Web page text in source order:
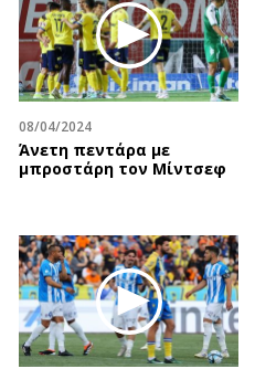
08/04/2024
Άνετη πεντάρα με
μπροστάρη τον Μίντσεφ